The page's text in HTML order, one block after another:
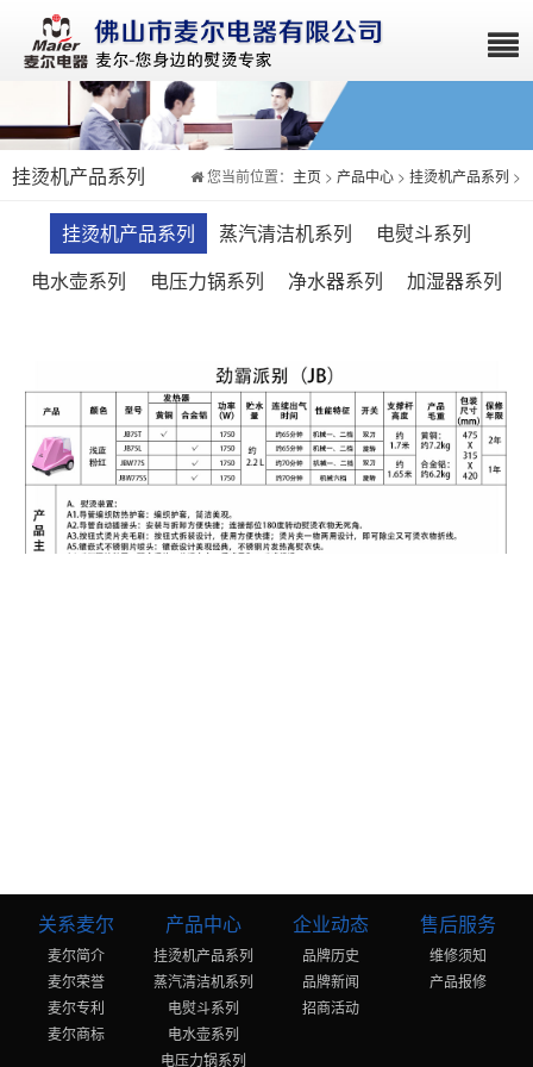
挂烫机产品系列 您当前位置： 主页 > 产品中心 > 挂烫机产品系列 >
挂烫机产品系列 蒸汽清洁机系列
电熨斗系列
电水壶系列
电压力锅系列 净水器系列 加湿器系列
关系麦尔
麦尔简介
麦尔荣誉
麦尔专利
麦尔商标
产品中心
挂烫机产品系列
蒸汽清洁机系列
电熨斗系列
电水壶系列
电压力锅系列
企业动态
品牌历史
品牌新闻
招商活动
售后服务
维修须知
产品报修